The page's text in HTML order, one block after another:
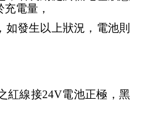
電量，
如發生以上狀況，電池則
紅線接24V電池正極，黑